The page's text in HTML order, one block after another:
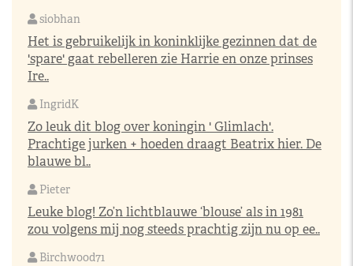
siobhan
Het is gebruikelijk in koninklijke gezinnen dat de
'spare' gaat rebelleren zie Harrie en onze prinses
Ire..
IngridK
Zo leuk dit blog over koningin ' Glimlach'.
Prachtige jurken + hoeden draagt Beatrix hier. De
blauwe bl..
Pieter
Leuke blog! Zo’n lichtblauwe ‘blouse’ als in 1981
zou volgens mij nog steeds prachtig zijn nu op ee..
Birchwood71